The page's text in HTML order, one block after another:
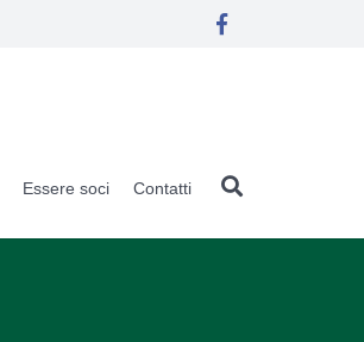
Essere soci Contatti